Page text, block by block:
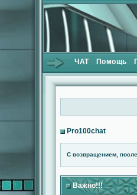
ЧАТ Помощь
Pro100chat
С возвращением,
Важно!!!